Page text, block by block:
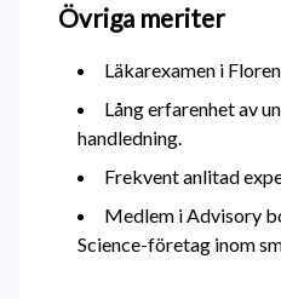
Övriga meriter
Läkarexamen i
Lång erfarenhet av
handledning.
Frekvent anlitad
Medlem i Advisory
Science-företag inom